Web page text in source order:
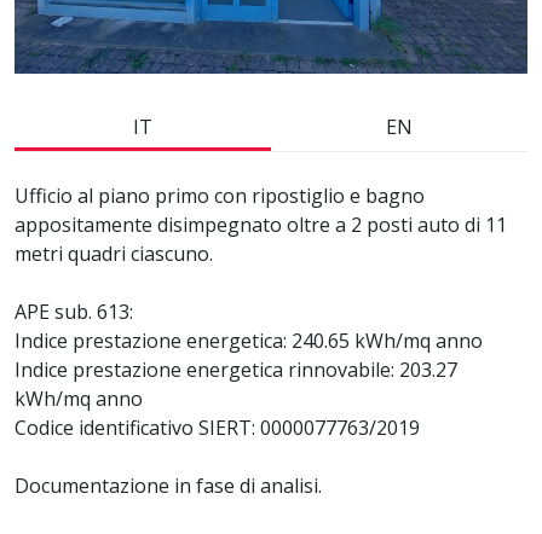
IT EN
Ufficio al piano primo con ripostiglio e bagno
appositamente disimpegnato oltre a 2 posti auto di 11
metri quadri ciascuno.
APE sub. 613:
Indice prestazione energetica: 240.65 kWh/mq anno
Indice prestazione energetica rinnovabile: 203.27
kWh/mq anno
Codice identificativo SIERT: 0000077763/2019
Documentazione in fase di analisi.